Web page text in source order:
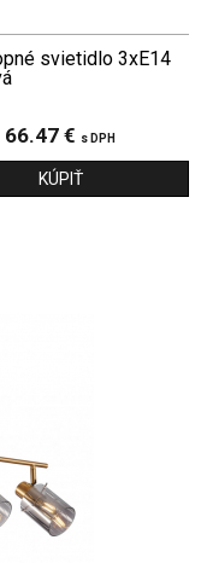
svietidlo 3xE14
66.47 € s DPH